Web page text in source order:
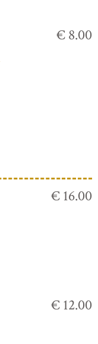
€ 8.00
€ 16.00
€ 12.00